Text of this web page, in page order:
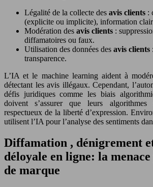
Légalité de la collecte des avis clients :
(explicite ou implicite), information
Modération des avis clients :
diffamatoires ou faux.
Utilisation des données des avis clients
transparence.
L’IA et le machine learning aident à
détectant les avis illégaux. Cependant,
défis juridiques comme les biais
doivent s’assurer que leurs algorithmes
respectueux de la liberté d’expression.
utilisent l’IA pour l’analyse des sentiments
Diffamation , dénigrement
déloyale en ligne: la
de marque